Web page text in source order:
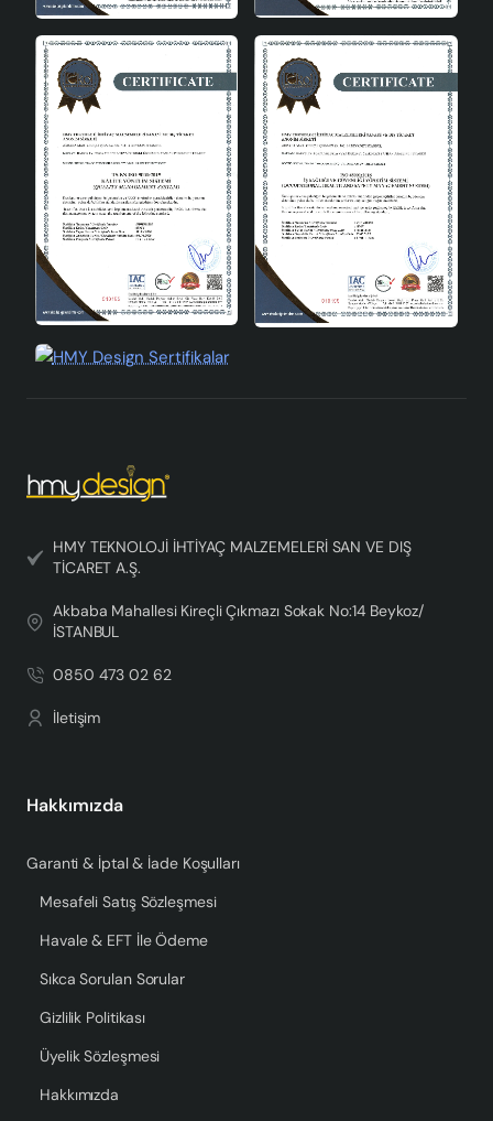
HMY TEKNOLOJİ İHTİYAÇ MALZEMELERİ SAN VE DIŞ
TİCARET A.Ş.
Akbaba Mahallesi Kireçli Çıkmazı Sokak No:14 Beykoz/
İSTANBUL
0850 473 02 62
İletişim
Hakkımızda
Garanti & İptal & İade Koşulları
Mesafeli Satış Sözleşmesi
Havale & EFT İle Ödeme
Sıkca Sorulan Sorular
Gizlilik Politikası
Üyelik Sözleşmesi
Hakkımızda